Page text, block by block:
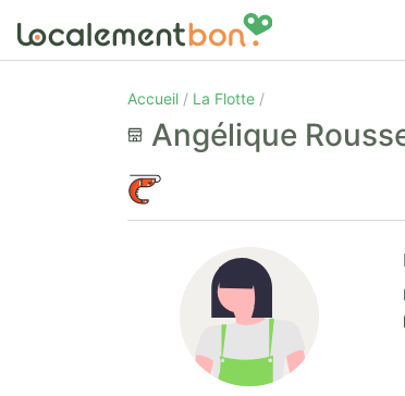
Accueil La Flotte
Angélique